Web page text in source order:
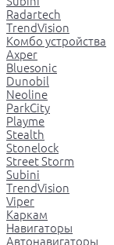
Radartech
TrendVision
Комбо устройства
Axper
Bluesonic
Dunobil
Neoline
ParkCity
Playme
Stealth
Stonelock
Street Storm
Subini
TrendVision
Viper
Каркам
Навигаторы
Автонавигаторы